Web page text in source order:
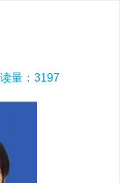
量： 3197